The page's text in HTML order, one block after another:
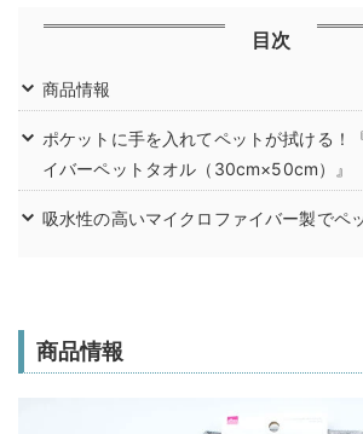
目次
商品情報
ポケットに手を入れてペットが拭ける！
イバーペットタオル（30cm×50cm）』
吸水性の高いマイクロファイバー製でペ
商品情報